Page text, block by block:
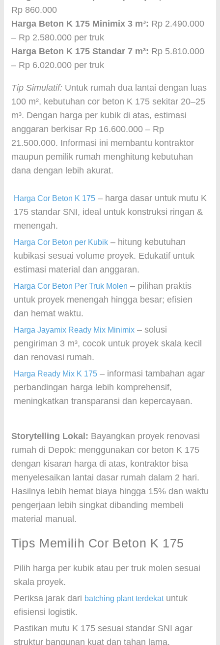
Rp 860.000
Harga Beton K 175 Minimix 3 m³: Rp 2.490.000
– Rp 2.580.000 per truk
Harga Beton K 175 Standar 7 m³: Rp 5.810.000
– Rp 6.020.000 per truk
Tip Simulatif: Untuk rumah dua lantai dengan luas
100 m², kebutuhan cor beton K 175 sekitar 20–25
m³. Dengan harga per kubik di atas, estimasi
anggaran berkisar Rp 16.600.000 – Rp
21.500.000. Informasi ini membantu kontraktor
maupun pemilik rumah menghitung kebutuhan
dana dengan lebih akurat.
Harga Cor Beton K 175 – harga dasar untuk mutu K
175 standar SNI, ideal untuk konstruksi ringan &
menengah.
Harga Cor Beton per Kubik – hitung kebutuhan
kubikasi sesuai volume proyek. Edukatif untuk
estimasi material dan anggaran.
Harga Cor Beton Per Truk Molen – pilihan praktis
untuk proyek menengah hingga besar; efisien
dan hemat waktu.
Harga Jayamix Ready Mix Minimix – solusi
pengiriman 3 m³, cocok untuk proyek skala kecil
dan renovasi rumah.
Harga Ready Mix K 175 – informasi tambahan agar
perbandingan harga lebih komprehensif,
meningkatkan transparansi dan kepercayaan.
Storytelling Lokal: Bayangkan proyek renovasi
rumah di Depok: menggunakan cor beton K 175
dengan kisaran harga di atas, kontraktor bisa
menyelesaikan lantai dasar rumah dalam 2 hari.
Hasilnya lebih hemat biaya hingga 15% dan waktu
pengerjaan lebih singkat dibanding membeli
material manual.
Tips Memilih Cor Beton K 175
Pilih harga per kubik atau per truk molen sesuai
skala proyek.
Periksa jarak dari batching plant terdekatuntuk
efisiensi logistik.
Pastikan mutu K 175 sesuai standar SNI agar
struktur bangunan kuat dan tahan lama.